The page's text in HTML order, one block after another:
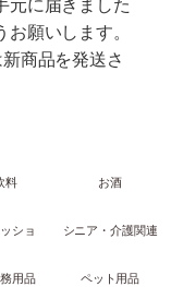
元に届きました
願いします。
商品を発送さ
料 お酒
ショ
シニア・介護関連
用品 ペット用品